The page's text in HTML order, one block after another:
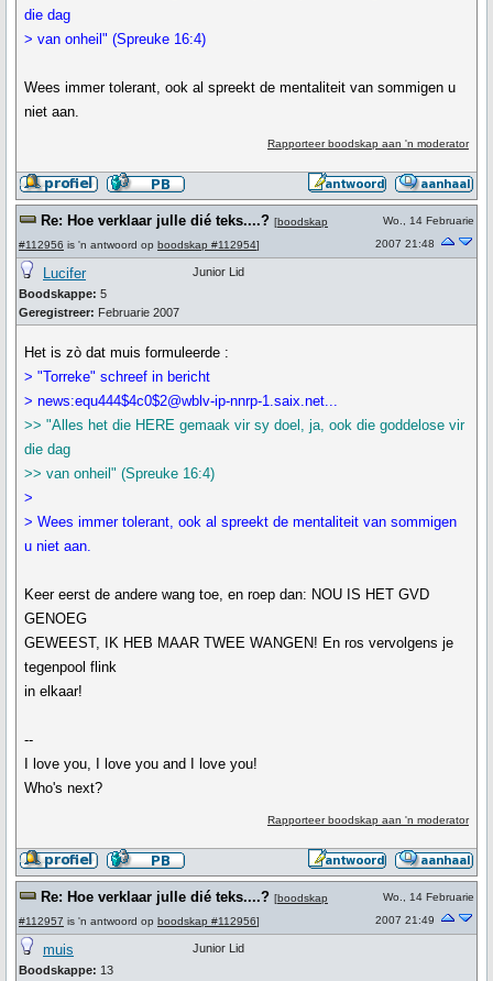
die dag
> van onheil" (Spreuke 16:4)
Wees immer tolerant, ook al spreekt de mentaliteit van sommigen u
niet aan.
Rapporteer boodskap aan 'n moderator
Re: Hoe verklaar julle dié teks....? [boodskap
#112956 is 'n antwoord op boodskap #112954]
Wo., 14 Februarie
2007 21:48
Lucifer
Boodskappe: 5
Geregistreer: Februarie 2007
Junior Lid
Het is zò dat muis formuleerde :
> "Torreke" schreef in bericht
> news:equ444$4c0$2@wblv-ip-nnrp-1.saix.net...
>> "Alles het die HERE gemaak vir sy doel, ja, ook die goddelose vir
die dag
>> van onheil" (Spreuke 16:4)
>
> Wees immer tolerant, ook al spreekt de mentaliteit van sommigen
u niet aan.
Keer eerst de andere wang toe, en roep dan: NOU IS HET GVD
GENOEG
GEWEEST, IK HEB MAAR TWEE WANGEN! En ros vervolgens je
tegenpool flink
in elkaar!
--
I love you, I love you and I love you!
Who's next?
Rapporteer boodskap aan 'n moderator
Re: Hoe verklaar julle dié teks....? [boodskap
#112957 is 'n antwoord op boodskap #112956]
Wo., 14 Februarie
2007 21:49
muis
Boodskappe: 13
Junior Lid